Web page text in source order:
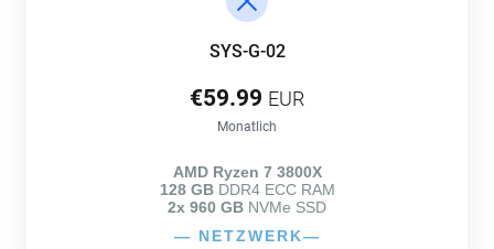
SYS-G-02
€59.99 EUR
Monatlich
AMD Ryzen 7 3800X
128 GBDDR4 ECC RAM
2x 960 GB NVMe SSD
— NETZWERK—